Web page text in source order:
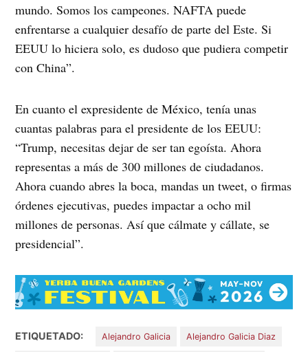
mundo. Somos los campeones. NAFTA puede
enfrentarse a cualquier desafío de parte del Este. Si
EEUU lo hiciera solo, es dudoso que pudiera competir
con China”.
En cuanto el expresidente de México, tenía unas
cuantas palabras para el presidente de los EEUU:
“Trump, necesitas dejar de ser tan egoísta. Ahora
representas a más de 300 millones de ciudadanos.
Ahora cuando abres la boca, mandas un tweet, o firmas
órdenes ejecutivas, puedes impactar a ocho mil
millones de personas. Así que cálmate y cállate, se
presidencial”.
ETIQUETADO: Alejandro Galicia Alejandro Galicia Diaz